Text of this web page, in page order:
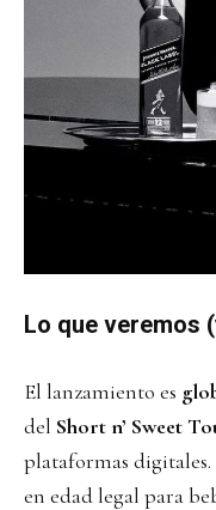
Lo que veremos
El lanzamiento es
del Short n’ Sweet
plataformas
en edad legal para